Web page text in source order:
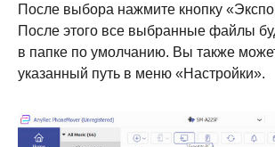
Шаг 2.
После выбора нажмите кнопку
После этого все выбранные файлы
в папке по умолчанию. Вы также
указанный путь в меню «Настройки».